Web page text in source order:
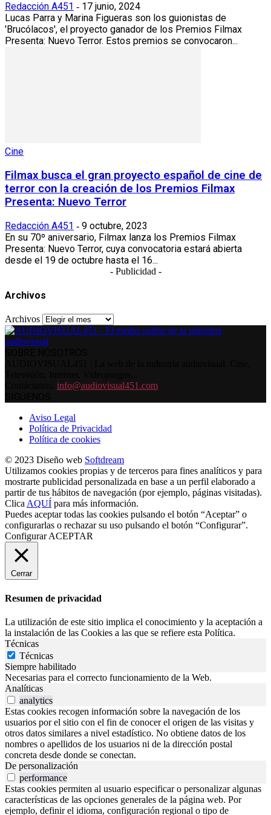
Redacción A451 - 17 junio, 2024
Lucas Parra y Marina Figueras son los guionistas de
'Brucólacos', el proyecto ganador de los Premios Filmax
Presenta: Nuevo Terror. Estos premios se convocaron...
Cine
Filmax busca el gran proyecto español de cine de
terror con la creación de los Premios Filmax
Presenta: Nuevo Terror
Redacción A451 - 9 octubre, 2023
En su 70º aniversario, Filmax lanza los Premios Filmax
Presenta: Nuevo Terror, cuya convocatoria estará abierta
desde el 19 de octubre hasta el 16...
- Publicidad -
Archivos
Archivos
info@audiovisual451.com
Aviso Legal
Política de Privacidad
Política de cookies
© 2023 Diseño web Softdream
Utilizamos cookies propias y de terceros para fines analíticos y para
mostrarte publicidad personalizada en base a un perfil elaborado a
partir de tus hábitos de navegación (por ejemplo, páginas visitadas).
Clica AQUÍ para más información.
Puedes aceptar todas las cookies pulsando el botón “Aceptar” o
configurarlas o rechazar su uso pulsando el botón “Configurar”.
Configurar ACEPTAR
Cerrar
Resumen de privacidad
La utilización de este sitio implica el conocimiento y la aceptación a
la instalación de las Cookies a las que se refiere esta Política.
Técnicas
Técnicas
Siempre habilitado
Necesarias para el correcto funcionamiento de la Web.
Analíticas
analytics
Estas cookies recogen información sobre la navegación de los
usuarios por el sitio con el fin de conocer el origen de las visitas y
otros datos similares a nivel estadístico. No obtiene datos de los
nombres o apellidos de los usuarios ni de la dirección postal
concreta desde donde se conectan.
De personalización
performance
Estas cookies permiten al usuario especificar o personalizar algunas
características de las opciones generales de la página web. Por
ejemplo, definir el idioma, configuración regional o tipo de